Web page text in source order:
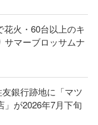
花火・60台以上のキ
サマーブロッサムナ
友銀行跡地に「マツ
」が2026年7月下旬